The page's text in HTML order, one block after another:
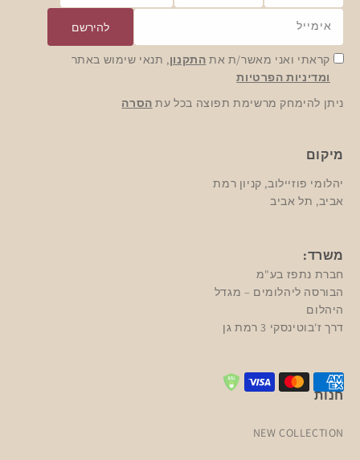
אימייל להירשם
קראתי ואני מאשר/ת את התקנון, תנאי שימוש באתר
ומדיניות הפרטיות
ניתן להימחק מרשימת תפוצה בכל עת הסרה
מיקום
יהלומי פוזיילוב, קניון רמת
אביב, תל אביב
משרד:
חברת נתפז בע"מ
הבורסה ליהלומים – מגדל
היהלום
דרך ז'בוטינסקי 3 רמת גן
חנות
NEW COLLECTION